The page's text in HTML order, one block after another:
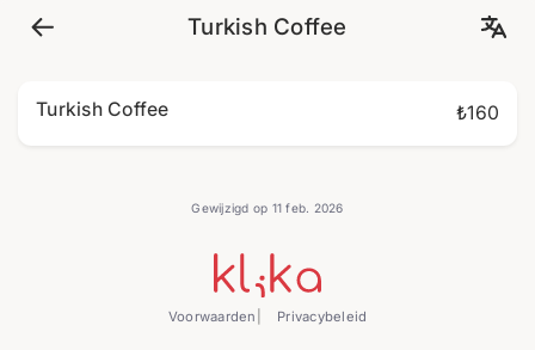
Turkish Coffee
Turkish Coffee ₺160
Gewijzigd op 11 feb. 2026
Voorwaarden Privacybeleid